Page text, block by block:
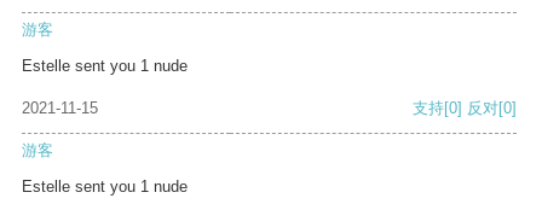
游客
Estelle sent you 1 nude
2021-11-15 支持[0] 反对[0]
游客
Estelle sent you 1 nude